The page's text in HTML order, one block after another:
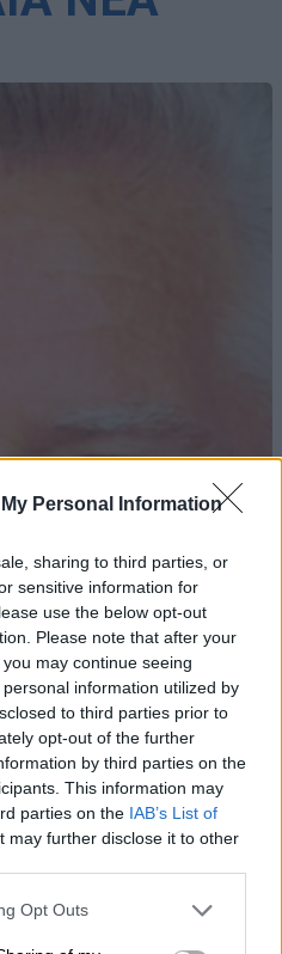
Personal Information
sharing to third parties, or
sensitive information for
use the below opt-out
Please note that after your
may continue seeing
information utilized by
to third parties prior to
opt-out of the further
by third parties on the
This information may
parties on the IAB’s List of
may further disclose it to other
Opt Outs
Γιάννουλη η
Σκόδρα